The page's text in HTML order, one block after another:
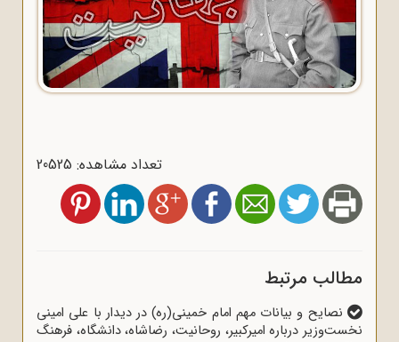
تعداد مشاهده: 20525
مطالب مرتبط
نصایح و بیانات مهم امام خمینی(ره) در دیدار با علی امینی
نخست‌وزیر درباره امیرکبیر، روحانیت، رضاشاه، دانشگاه، فرهنگ